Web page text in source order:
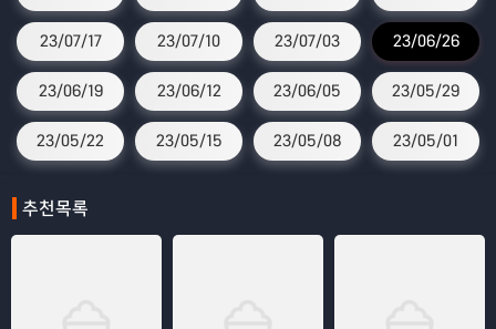
23/07/17 23/07/10 23/07/03 23/06/26
23/06/19 23/06/12 23/06/05 23/05/29
23/05/22 23/05/15 23/05/08 23/05/01
추천목록